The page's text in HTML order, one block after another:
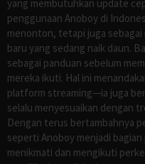
yang membutuhkan update
penggunaan Anoboy di
menonton, tetapi juga
baru yang sedang naik daun.
sebagai panduan sebelum
mereka ikuti. Hal ini
platform streaming—ia juga
selalu menyesuaikan dengan
Dengan terus bertambahnya
seperti Anoboy menjadi
menikmati dan mengikuti